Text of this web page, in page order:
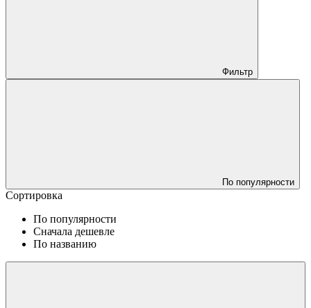
Фильтр
По популярности
Сортировка
По популярности
Сначала дешевле
По названию